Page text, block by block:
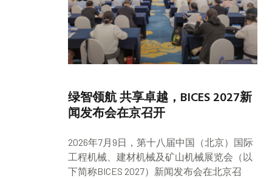
绿智领航 共享卓越，BICES 2027新
闻发布会在京召开
2026年7月9日，第十八届中国（北京）国际
工程机械、建材机械及矿山机械展览会（以
下简称BICES 2027）新闻发布会在北京召